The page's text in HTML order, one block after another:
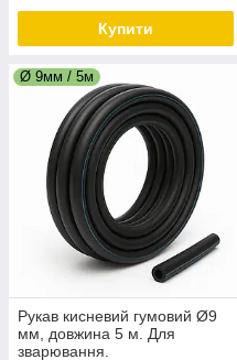
Купити
Ø 9мм / 5м
Рукав кисневий гумовий Ø9
мм, довжина 5 м. Для
зварювання.